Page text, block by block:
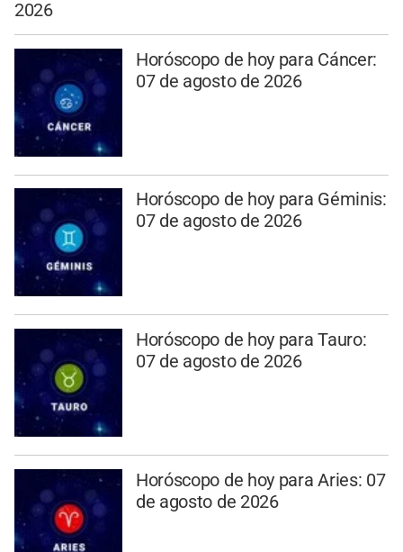
2026
Horóscopo de hoy para Cáncer:
07 de agosto de 2026
Horóscopo de hoy para Géminis:
07 de agosto de 2026
Horóscopo de hoy para Tauro:
07 de agosto de 2026
Horóscopo de hoy para Aries: 07
de agosto de 2026